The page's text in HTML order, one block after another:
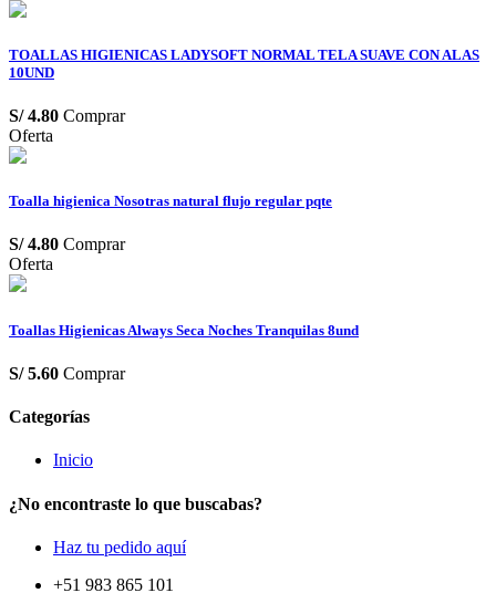
TOALLAS HIGIENICAS LADYSOFT NORMAL TELA SUAVE CON ALAS
10UND
S/4.80 Comprar
Oferta
Toalla higienica Nosotras natural flujo regular pqte
S/4.80 Comprar
Oferta
Toallas Higienicas Always Seca Noches Tranquilas 8und
S/5.60 Comprar
Categorías
Inicio
¿No encontraste lo que buscabas?
Haz tu pedido aquí
+51 983 865 101